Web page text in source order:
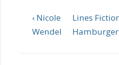
Beitragsnavigation
Vorheriger
Beitrag
‹ Nicole
Wendel
Nächster
Beitrag
Lines